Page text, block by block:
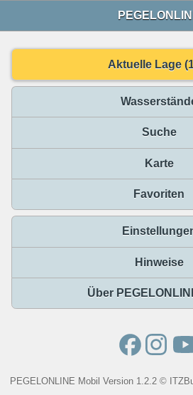
Aktuelle Lage
Suche
Karte
Favoriten
Hinweise
Über
PEGELONLINE Mobil Version 1.2.2 ©